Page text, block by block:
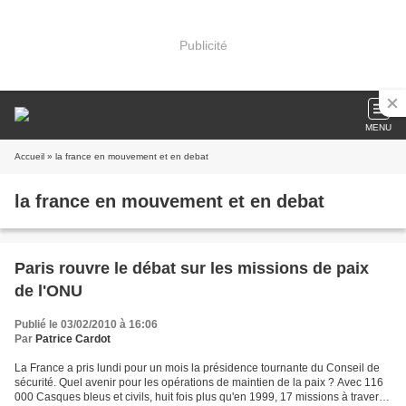
Publicité
MENU
Accueil » la france en mouvement et en debat
la france en mouvement et en debat
Paris rouvre le débat sur les missions de paix
de l'ONU
Publié le 03/02/2010 à 16:06
Par Patrice Cardot
La France a pris lundi pour un mois la présidence tournante du Conseil de
sécurité. Quel avenir pour les opérations de maintien de la paix ? Avec 116
000 Casques bleus et civils, huit fois plus qu'en 1999, 17 missions à travers